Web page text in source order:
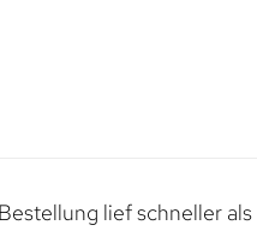
lief schneller